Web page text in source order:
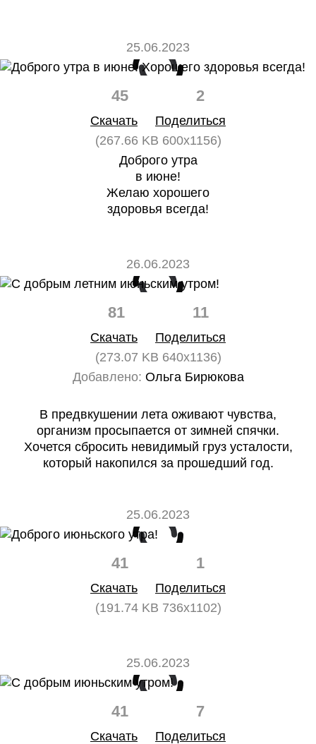
25.06.2023
45 2
Скачать
Поделиться
(267.66 KB 600x1156)
Доброго утра
в июне!
Желаю хорошего
здоровья всегда!
26.06.2023
81 11
Скачать
Поделиться
(273.07 KB 640x1136)
Добавлено: Ольга Бирюкова
В предвкушении лета оживают чувства,
организм просыпается от зимней спячки.
Хочется сбросить невидимый груз усталости,
который накопился за прошедший год.
25.06.2023
41 1
Скачать
Поделиться
(191.74 KB 736x1102)
25.06.2023
41 7
Скачать
Поделиться